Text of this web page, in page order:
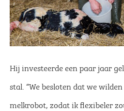
Hij investeerde een paar jaar
stal. “We besloten dat we
melkrobot, zodat ik flexibeler